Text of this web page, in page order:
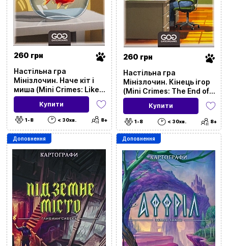
Скинути всі фільтри
20 9999
Бренд
Категорія
Стікер
260 грн
Настільна гра
Мінізлочин. Наче кіт і
миша (Mini Crimes: Like
Cat and Mouse)
Купити
1-8 < 30хв. 8+
260 грн
Настільна гра
Мінізлочин. Кінець ігор
(Mini Crimes: The End of
the Games)
Купити
1-8 < 30хв. 8+
Доповнення Доповнення